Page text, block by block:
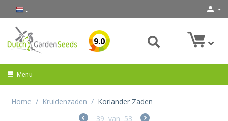
9.0
Menu
Home / Kruidenzaden / Koriander Zaden
39 van 53